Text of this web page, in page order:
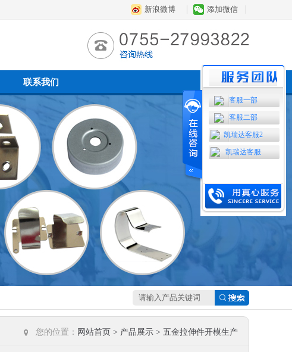
客服一部
客服二部
凯瑞达客服2
凯瑞达客服
新浪微博 添加微信
联系我们
网站首页 > 产品展示 > 五金拉伸件开模生产
您的位置：